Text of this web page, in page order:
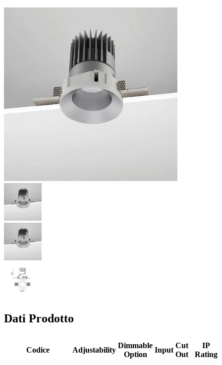
Dati Prodotto
Codice Adjustability
Dimmable
Option
Input
Cut
Out
IP
Rating